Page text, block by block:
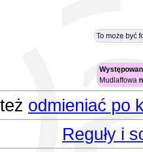
To może być
Mudlaffowa
odmieniać po
Reguły i